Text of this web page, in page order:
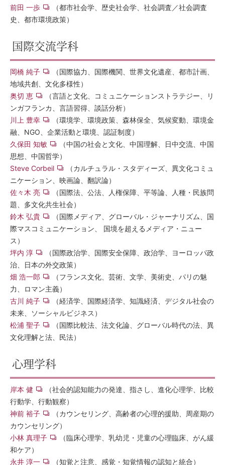
前田 一歩
（都市社会学、歴史社会学、社会調査／社会調査
史、都市環境政策）
国際交流学科
岡橋 純子
（国際協力、国際機関、世界文化遺産、都市計画、
地域共創、文化多様性）
奥切 恵
（言語と文化、コミュニケーションストラテジー、リ
ンガフランカ、言語習得、談話分析）
川上 豊幸
（環境学、環境政策、森林保全、気候変動、環境金
融、NGO、企業活動と環境、認証制度）
久保田 知敏
（中国の社会と文化、中国理解、日中交流、中国
思想、中国哲学）
Steve Corbeil
（カルチュラル・スタディーズ、異文化コミュ
ニケーション、映画論、翻訳論）
佐々木 亮
（国際法、公法、人権保障、平等論、人種・民族問
題、多文化共生社会）
鈴木 弘貴
（国際メディア、グローバル・ジャーナリズム、国
際マスコミュニケーション、 国境を超えるメディア・ニュー
ス）
坪内 淳
（国際政治学、国際安全保障、政治学、ヨーロッパ政
治、日本の外交政策）
畑 浩一郎
（フランス文化、芸術、文学、美術史、パリの魅
力、ロマン主義）
古川 純子
（経済学、国際経済学、知識経済、デジタル社会の
未来、ソーシャルビジネス）
松浦 聖子
（国際比較法、法文化論、グローバル時代の法、異
文化理解と法、民法）
心理学科
岸本 健
（社会的認知能力の発達、指さし、進化心理学、比較
行動学、行動観察）
神前 裕子
（カウンセリング、高齢者の心理的援助、周産期の
カウンセリング）
小林 真理子
（臨床心理学、乳幼児・児童の心理臨床、がん緩
和ケア）
永井 淳一
（知覚と注意、感覚・知覚情報の認知と統合）